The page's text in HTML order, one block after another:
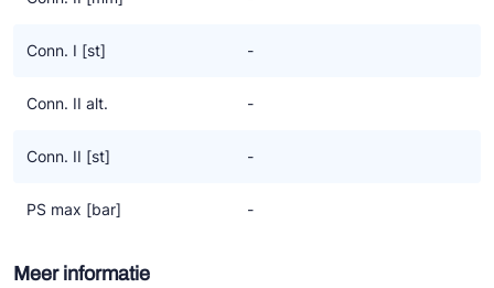
Conn. I [st] -
Conn. II alt. -
Conn. II [st] -
PS max [bar] -
Meer informatie